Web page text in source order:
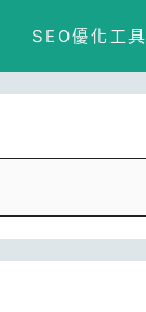
SEO優化工具